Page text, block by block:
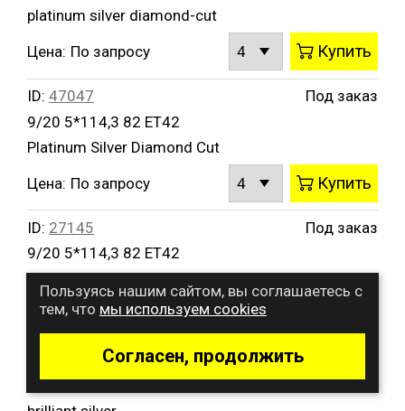
platinum silver diamond-cut
Цена: По запросу Купить
ID: 47047
9/20 5*114,3 82 ET42
Platinum Silver Diamond Cut
Под заказ
Цена: По запросу Купить
ID: 27145
9/20 5*114,3 82 ET42
brilliant silver
Под заказ
Цена: По запросу
9/20 5*120 82 ET42
Пользуясь нашим сайтом, вы соглашаетесь с
тем, что мы используем cookies
Согласен, продолжить